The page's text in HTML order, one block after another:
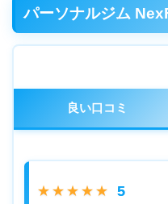
パーソナルジム
良い口コミ
★★★★★ 5